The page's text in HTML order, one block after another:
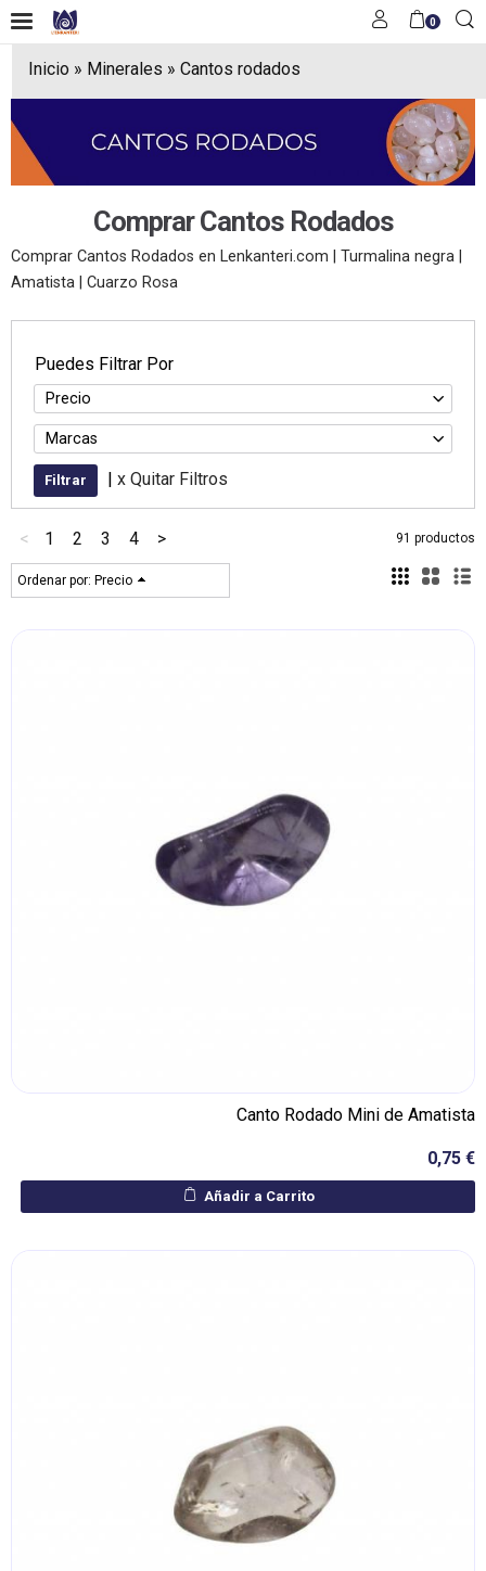
0
Inicio » Minerales » Cantos rodados
Comprar Cantos Rodados
Comprar Cantos Rodados en Lenkanteri.com | Turmalina negra |
Amatista | Cuarzo Rosa
Puedes Filtrar Por
Precio
Marcas
| x Quitar Filtros
< 1 2 3 4 > 91 productos
Ordenar por: Precio
Canto Rodado Mini de Amatista
0,75 €
Añadir a Carrito